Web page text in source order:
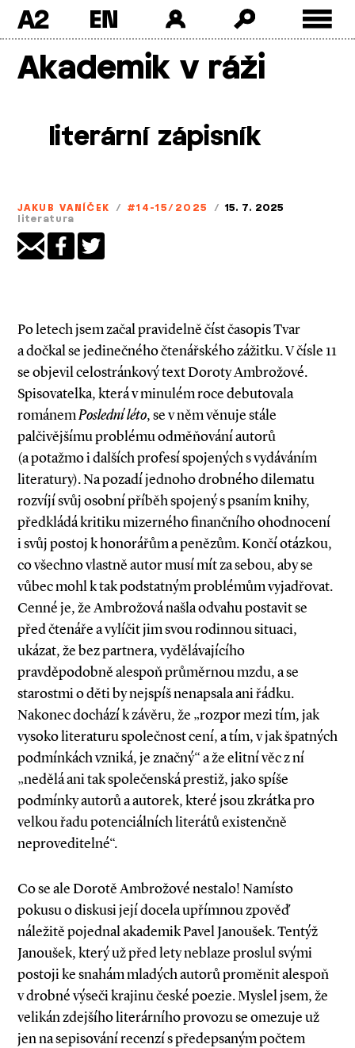
A2
Akademik v ráži
literární zápisník
JAKUB VANÍČEK / #14-15/2025 / 15. 7. 2025
literatura
Po letech jsem začal pravidelně číst časopis Tvar
a dočkal se jedinečného čtenářského zážitku. V čísle 11
se objevil celostránkový text Doroty Ambrožové.
Spisovatelka, která v minulém roce debutovala
románemPoslední léto, se v něm věnuje stále
palčivějšímu problému odměňování autorů
(a potažmo i dalších profesí spojených s vydáváním
literatury). Na pozadí jednoho drobného dilematu
rozvíjí svůj osobní příběh spojený s psaním knihy,
předkládá kritiku mizerného finančního ohodnocení
i svůj postoj k honorářům a penězům. Končí otázkou,
co všechno vlastně autor musí mít za sebou, aby se
vůbec mohl k tak podstatným problémům vyjadřovat.
Cenné je, že Ambrožová našla odvahu postavit se
před čtenáře a vylíčit jim svou rodinnou situaci,
ukázat, že bez partnera, vydělávajícího
pravděpodobně alespoň průměrnou mzdu, a se
starostmi o děti by nejspíš nenapsala ani řádku.
Nakonec dochází k závěru, že „rozpor mezi tím, jak
vysoko literaturu společnost cení, a tím, v jak špatných
podmínkách vzniká, je značný“ a že elitní věc z ní
„nedělá ani tak společenská prestiž, jako spíše
podmínky autorů a autorek, které jsou zkrátka pro
velkou řadu potenciálních literátů existenčně
neproveditelné“.
Co se ale Dorotě Ambrožové nestalo! Namísto
pokusu o diskusi její docela upřímnou zpověď
náležitě pojednal akademik Pavel Janoušek. Tentýž
Janoušek, který už před lety neblaze proslul svými
postoji ke snahám mladých autorů proměnit alespoň
v drobné výseči krajinu české poezie. Myslel jsem, že
velikán zdejšího literárního provozu se omezuje už
jen na sepisování recenzí s předepsaným počtem